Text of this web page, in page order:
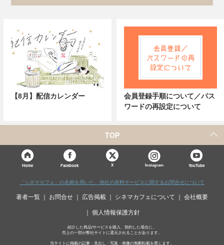
【8月】配信カレンダー
会員登録手順について／パス
ワードの再設定について
TOP
Home Facebook X Instagram YouTube
「シネマカフェ」の名称を用いた、他社の有料サービスに関するお問合せについて
著者一覧 お問合せ 広告掲載 シネマカフェについて 会社概要
個人情報保護方針
紹介した商品/サービスを購入、契約した場合に、
売上の一部が弊社サイトに還元されることがあります。
当サイトに掲載の記事・見出し・写真・画像の無断転載を禁じます。